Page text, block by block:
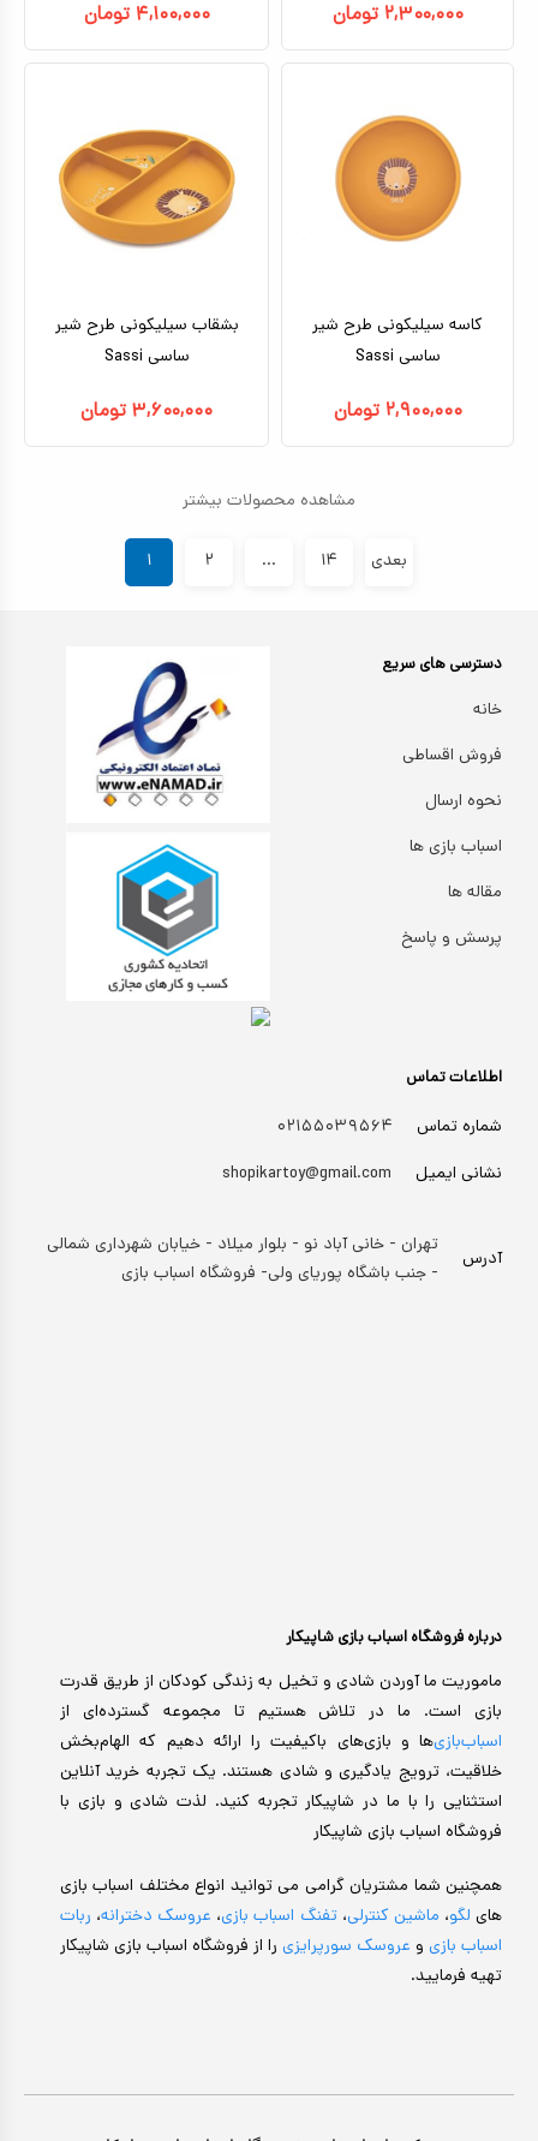
۲,۳۰۰,۰۰۰ تومان ۴,۱۰۰,۰۰۰ تومان
کاسه سیلیکونی طرح شیر
ساسی Sassi
۲,۹۰۰,۰۰۰ تومان
بشقاب سیلیکونی طرح شیر
ساسی Sassi
۳,۶۰۰,۰۰۰ تومان
مشاهده محصولات بیشتر
۱ ۲ ... ۱۴ بعدی
درباره فروشگاه اسباب بازی شاپیکار
ماموریت ما آوردن شادی و تخیل به زندگی کودکان از طریق قدرت
بازی است. ما در تلاش هستیم تا مجموعه گسترده‌ای از
اسباب‌بازی‌ها و بازی‌های باکیفیت را ارائه دهیم که الهام‌بخش
خلاقیت، ترویج یادگیری و شادی هستند. یک تجربه خرید آنلاین
استثنایی را با ما در شاپیکار تجربه کنید. لذت شادی و بازی با
فروشگاه اسباب بازی شاپیکار
همچنین شما مشتریان گرامی می توانید انواع مختلف اسباب بازی
های لگو، ماشین کنترلی،تفنگ اسباب بازی، عروسک دخترانه، ربات
اسباب بازی و عروسک سورپرایزی را از فروشگاه اسباب بازی شاپیکار
تهیه فرمایید.
اطلاعات تماس
شماره تماس
۰۲۱۵۵۰۳۹۵۶۴
نشانی ایمیل
shopikartoy@gmail.com
آدرس
تهران - خانی آباد نو - بلوار میلاد - خیابان شهرداری شمالی
- جنب باشگاه پوریای ولی- فروشگاه اسباب بازی
دسترسی های سریع
خانه
فروش اقساطی
نحوه ارسال
اسباب بازی ها
مقاله ها
پرسش و پاسخ